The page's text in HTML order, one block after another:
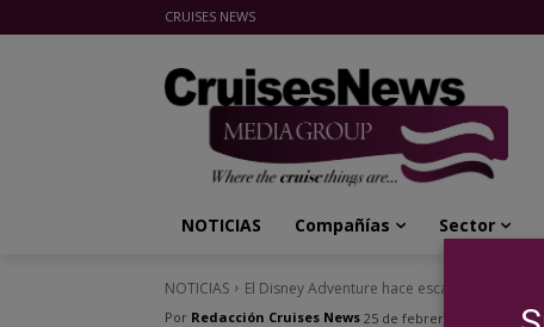
CRUISES NEWS
NOTICIAS Compañías Sector
NOTICIAS El Disney Adventure hace escala en Tokio
Por Redacción Cruises News 25 de febrero de 2026